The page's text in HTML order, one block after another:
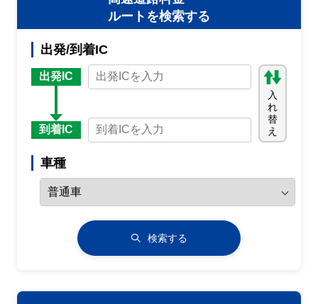
ルートを検索する
出発/到着IC
出発IC
到着IC
入
れ
替
え
車種
検索する